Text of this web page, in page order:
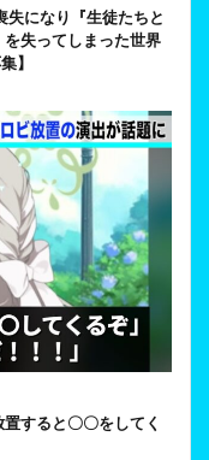
失になり『生徒たちと
失ってしまった世界
】
すると〇〇をしてく